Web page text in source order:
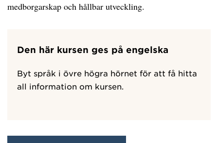
medborgarskap och hållbar utveckling.
Den här kursen ges på engelska
Byt språk i övre högra hörnet för att få hitta
all information om kursen.